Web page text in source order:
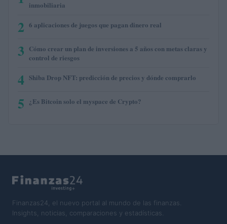
inmobiliaria
2 6 aplicaciones de juegos que pagan dinero real
3 Cómo crear un plan de inversiones a 5 años con metas claras y
control de riesgos
4 Shiba Drop NFT: predicción de precios y dónde comprarlo
5 ¿Es Bitcoin solo el myspace de Crypto?
Finanzas24, el nuevo portal al mundo de las finanzas.
Insights, noticias, comparaciones y estadísticas.